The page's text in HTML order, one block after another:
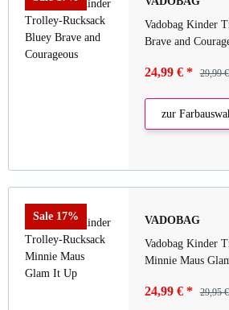
Vadobag Kinder
Brave and
24,99 € * 29,99 €
zur
Sale 17%
VADOBAG
Vadobag Kinder
Minnie Maus
24,99 € * 29,95 €